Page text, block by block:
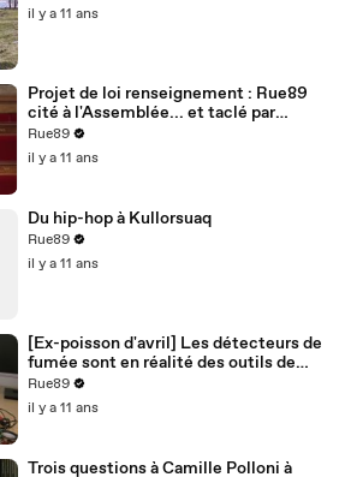
il y a 11 ans
Projet de loi renseignement : Rue89
cité à l'Assemblée... et taclé par
Bernard Cazeneuve
Rue89
il y a 11 ans
Du hip-hop à Kullorsuaq
Rue89
il y a 11 ans
[Ex-poisson d'avril] Les détecteurs de
fumée sont en réalité des outils de
surveillance
Rue89
il y a 11 ans
Trois questions à Camille Polloni à